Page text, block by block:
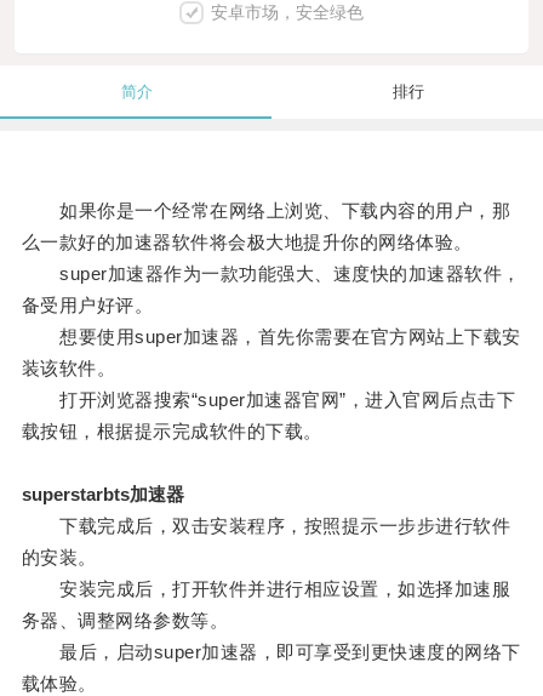
安卓市场，安全绿色
简介 排行
如果你是一个经常在网络上浏览、下载内容的用户，那
么一款好的加速器软件将会极大地提升你的网络体验。
super加速器作为一款功能强大、速度快的加速器软件，
备受用户好评。
想要使用super加速器，首先你需要在官方网站上下载安
装该软件。
打开浏览器搜索“super加速器官网”，进入官网后点击下
载按钮，根据提示完成软件的下载。
superstarbts加速器
下载完成后，双击安装程序，按照提示一步步进行软件
的安装。
安装完成后，打开软件并进行相应设置，如选择加速服
务器、调整网络参数等。
最后，启动super加速器，即可享受到更快速度的网络下
载体验。